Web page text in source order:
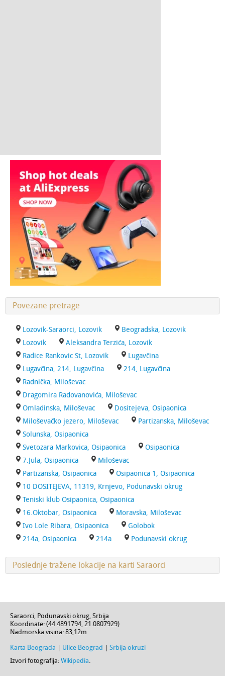
Povezane pretrage
Lozovik-Saraorci, Lozovik
Beogradska, Lozovik
Lozovik
Aleksandra Terzića, Lozovik
Radice Rankovic St, Lozovik
Lugavčina
Lugavčina, 214, Lugavčina
214, Lugavčina
Radnička, Miloševac
Dragomira Radovanovića, Miloševac
Omladinska, Miloševac
Dositejeva, Osipaonica
Miloševačko jezero, Miloševac
Partizanska, Miloševac
Solunska, Osipaonica
Svetozara Markovica, Osipaonica
Osipaonica
7.Jula, Osipaonica
Miloševac
Partizanska, Osipaonica
Osipaonica 1, Osipaonica
10 DOSITEJEVA, 11319, Krnjevo, Podunavski okrug
Teniski klub Osipaonica, Osipaonica
16.Oktobar, Osipaonica
Moravska, Miloševac
Ivo Lole Ribara, Osipaonica
Golobok
214a, Osipaonica
214a Podunavski okrug
Poslednje tražene lokacije na karti Saraorci
Saraorci, Podunavski okrug, Srbija
Koordinate: (44.4891794, 21.0807929)
Nadmorska visina: 83,12m
Karta Beograda Ulice Beograd
Srbija okruzi
Izvori fotografija: Wikipedia.